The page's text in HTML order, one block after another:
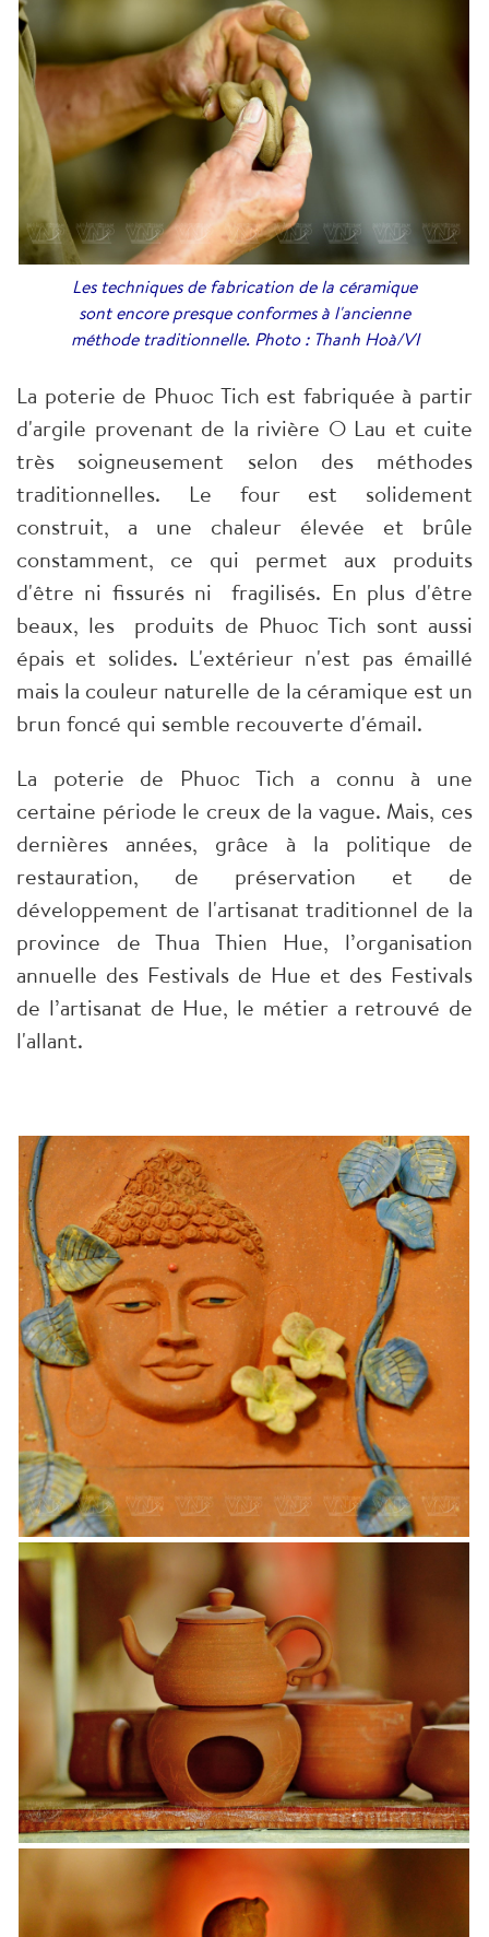
Les techniques de fabrication de la céramique
sont encore presque conformes à l'ancienne
méthode traditionnelle. Photo : Thanh Hoà/VI
La poterie de Phuoc Tich est fabriquée à partir
d'argile provenant de la rivière O Lau et cuite
très soigneusement selon des méthodes
traditionnelles. Le four est solidement
construit, a une chaleur élevée et brûle
constamment, ce qui permet aux produits
d'être ni fissurés ni fragilisés. En plus d'être
beaux, les produits de Phuoc Tich sont aussi
épais et solides. L'extérieur n'est pas émaillé
mais la couleur naturelle de la céramique est un
brun foncé qui semble recouverte d'émail.
La poterie de Phuoc Tich a connu à une
certaine période le creux de la vague. Mais, ces
dernières années, grâce à la politique de
restauration, de préservation et de
développement de l'artisanat traditionnel de la
province de Thua Thien Hue, l’organisation
annuelle des Festivals de Hue et des Festivals
de l’artisanat de Hue, le métier a retrouvé de
l'allant.